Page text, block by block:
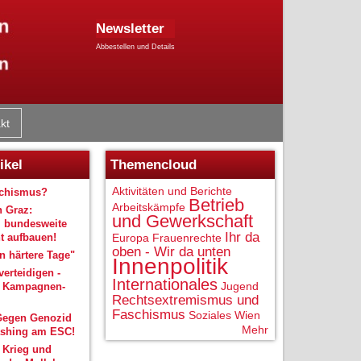
Newsletter
Abbestellen und Details
Graz:
bundesweite
aufbauen!
härtere Tage"
-
Genozid
am ESC!
Krieg und
Themencloud
Aktivitäten und Berichte
Arbeitskämpfe Betrieb
und Gewerkschaft
Europa Frauenrechte Ihr da
oben - Wir da unten
Innenpolitik
Internationales Jugend
Rechtsextremismus und
Faschismus Soziales Wien
Mehr